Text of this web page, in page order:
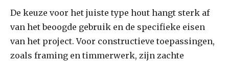
De keuze voor het juiste type hout hangt sterk af
van het beoogde gebruik en de specifieke eisen
van het project. Voor constructieve toepassingen,
zoals framing en timmerwerk, zijn zachte